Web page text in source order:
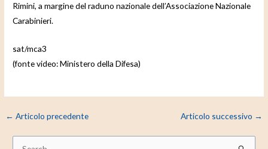
Rimini, a margine del raduno nazionale dell’Associazione Nazionale
Carabinieri.
sat/mca3
(fonte video: Ministero della Difesa)
← Articolo precedente Articolo successivo →